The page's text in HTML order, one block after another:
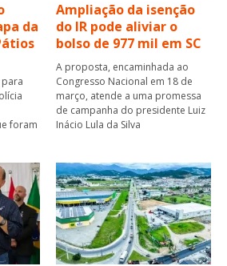
da
foram
Ampliação da isenção
do IR pode aliviar o
bolso de 977 mil em SC
A proposta, encaminhada ao
Congresso Nacional em 18 de
março, atende a uma promessa
de campanha do presidente Luiz
Inácio Lula da Silva